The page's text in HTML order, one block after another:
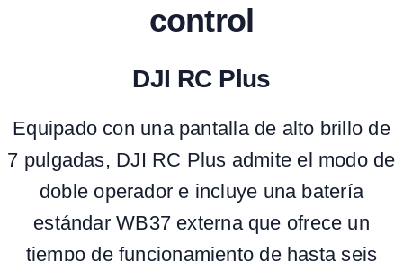
control
DJI RC Plus
Equipado con una pantalla de alto brillo de
7 pulgadas, DJI RC Plus admite el modo de
doble operador e incluye una batería
estándar WB37 externa que ofrece un
tiempo de funcionamiento de hasta seis